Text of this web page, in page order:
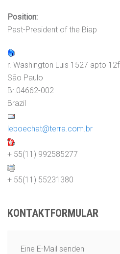
Position:
Past-President of the Biap
r. Washington Luis 1527 apto 12f
São Paulo
Br.04662-002
Brazil
leboechat@terra.com.br
+ 55(11) 992585277
+ 55(11) 55231380
KONTAKTFORMULAR
Eine E-Mail senden